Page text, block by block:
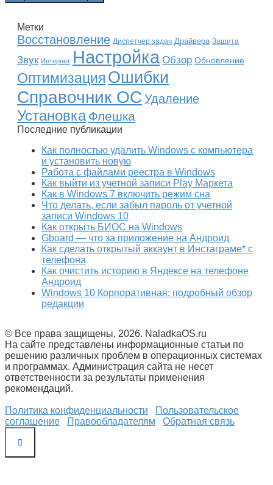
Метки
Восстановление Диспетчер задач Драйвера Защита
Звук Интернет Настройка Обзор Обновление
Оптимизация Ошибки
Справочник ОС Удаление
Установка Флешка
Последние публикации
Как полностью удалить Windows с компьютера
и установить новую
Работа с файлами реестра в Windows
Как выйти из учетной записи Play Маркета
Как в Windows 7 включить режим сна
Что делать, если забыл пароль от учетной
записи Windows 10
Как открыть БИОС на Windows
Gboard — что за приложение на Андроид
Как сделать открытый аккаунт в Инстаграме* с
телефона
Как очистить историю в Яндексе на телефоне
Андроид
Windows 10 Корпоративная: подробный обзор
редакции
© Все права защищены, 2026. NaladkaOS.ru
На сайте представлены информационные статьи по
решению различных проблем в операционных системах
и программах. Администрация сайта не несет
ответственности за результаты применения
рекомендаций.
Политика конфиденциальности
Пользовательское
соглашение
Правообладателям Обратная связь